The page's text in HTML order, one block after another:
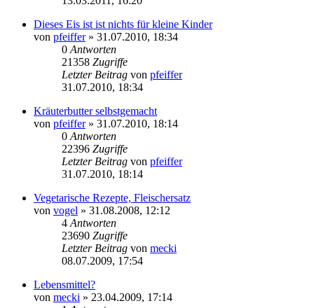
Dieses Eis ist ist nichts für kleine Kinder
von pfeiffer» 31.07.2010, 18:34
0 Antworten
21358 Zugriffe
Letzter Beitrag von pfeiffer
31.07.2010, 18:34
Kräuterbutter selbstgemacht
von pfeiffer» 31.07.2010, 18:14
0 Antworten
22396 Zugriffe
Letzter Beitrag von pfeiffer
31.07.2010, 18:14
Vegetarische Rezepte, Fleischersatz
von vogel » 31.08.2008, 12:12
4 Antworten
23690 Zugriffe
Letzter Beitrag von mecki
08.07.2009, 17:54
Lebensmittel?
von mecki » 23.04.2009, 17:14